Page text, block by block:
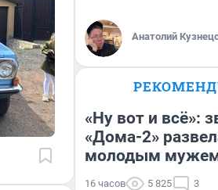
Анатолий
«Ну вот и всё»:
«Дома-2»
молодым
16 часов 5 825 3